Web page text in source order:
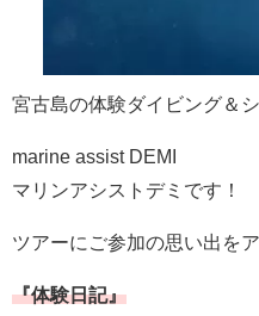
宮古島の体験ダイビング＆
marine assist DEMI
マリンアシストデミです！
ツアーにご参加の思い出を
『体験日記』